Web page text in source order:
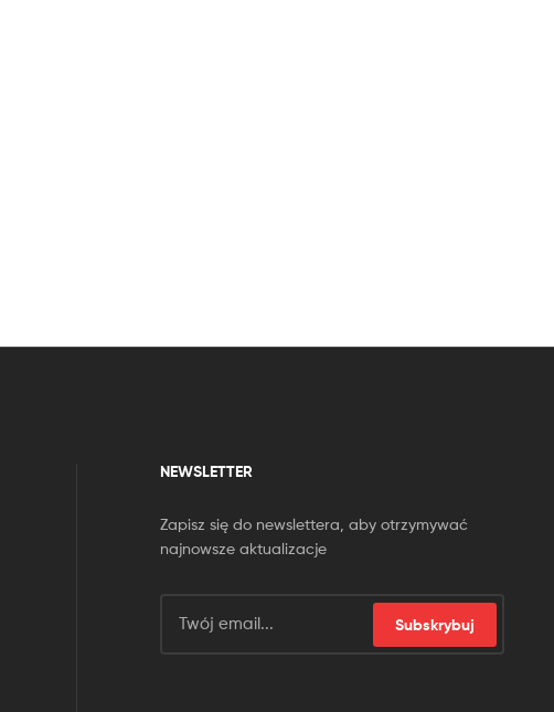
NEWSLETTER
Zapisz się do newslettera, aby otrzymywać
najnowsze aktualizacje
Subskrybuj